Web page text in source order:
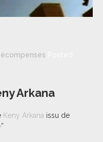
Arkana
Keny Arkana issu de
”